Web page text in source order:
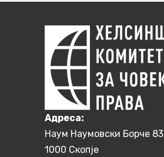
Aдреса:
Наум Наумовски Борче 83
1000 Скопје